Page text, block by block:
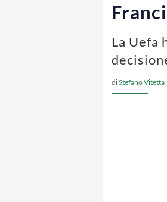
La Uefa
diStefano Vitetta